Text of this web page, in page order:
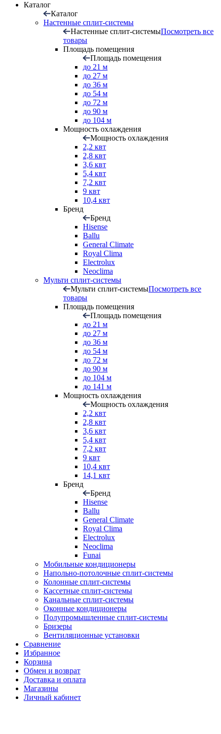
Каталог
Каталог
Настенные сплит-системы
Настенные сплит-системыПосмотреть все
товары
Площадь помещения
Площадь помещения
до 21 м
до 27 м
до 36 м
до 54 м
до 72 м
до 90 м
до 104 м
Мощность охлаждения
Мощность охлаждения
2,2 квт
2,8 квт
3,6 квт
5,4 квт
7,2 квт
9 квт
10,4 квт
Бренд
Бренд
Hisense
Ballu
General Climate
Royal Clima
Electrolux
Neoclima
Мульти сплит-системы
Мульти сплит-системыПосмотреть все
товары
Площадь помещения
Площадь помещения
до 21 м
до 27 м
до 36 м
до 54 м
до 72 м
до 90 м
до 104 м
до 141 м
Мощность охлаждения
Мощность охлаждения
2,2 квт
2,8 квт
3,6 квт
5,4 квт
7,2 квт
9 квт
10,4 квт
14,1 квт
Бренд
Бренд
Hisense
Ballu
General Climate
Royal Clima
Electrolux
Neoclima
Funai
Мобильные кондиционеры
Напольно-потолоч​ные ​сплит-системы
Колонные ​​сплит-системы
Кассетные сплит-системы
Канальные сплит-системы
Оконные кондиционеры
Полупромышленные сплит-системы
Бризеры
Вентиляционные установки
Сравнение
Избранное
Корзина
Обмен и возврат
Доставка и оплата
Магазины
Личный кабинет